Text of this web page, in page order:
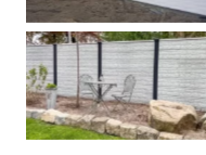
Betonschutting